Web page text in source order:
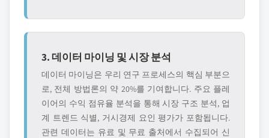
3. 데이터 마이닝 및 시장 분석
데이터 마이닝은 우리 연구 프로세스의 핵심 부분으
로, 전체 방법론의 약 20%를 기여합니다. 주요 플레
이어의 수익 점유율 분석을 통해 시장 구조 분석, 업
계 트렌드 식별, 거시경제 요인 평가가 포함됩니다.
관련 데이터는 유료 및 무료 출처에서 수집되어 신